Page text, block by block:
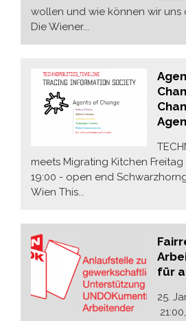
wollen und wie können wir uns
Die Wiener...
meets Migrating Kitchen Freitag
19:00 - open end
Wien This...
für
25.
21:00,